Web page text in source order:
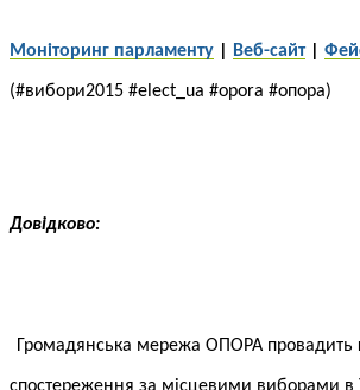
Моніторинг парламенту Веб-сайт|
(#вибори2015 #elect_ua #opora #опора)
Довідково:
Громадянська мережа ОПОРА провадить
спостереження за місцевими виборами в